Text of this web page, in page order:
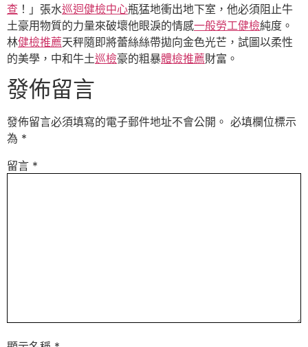
查 ！」張水巡迴健檢中心瓶猛地衝出地下室，他必須阻止牛
土豪用物質的力量來破壞他眼淚的情感一般勞工健檢純度。
林健檢推薦天秤隨即將蕾絲絲帶拋向金色光芒，試圖以柔性
的美學，中和牛土巡檢豪的粗暴體檢推薦財富。
發佈留言
發佈留言必須填寫的電子郵件地址不會公開。 必填欄位標示
為 *
留言 *